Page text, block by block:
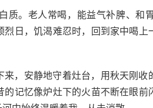
质。老人常喝，能益气补脾、和
日，饥渴难忍时，回到家中喝
，安静地守着灶台，用秋天刚
记忆像炉灶下的火苗不断在眼前